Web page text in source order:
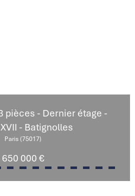
pièces - Dernier étage -
XVII - Batignolles
Paris (75017)
650 000 €